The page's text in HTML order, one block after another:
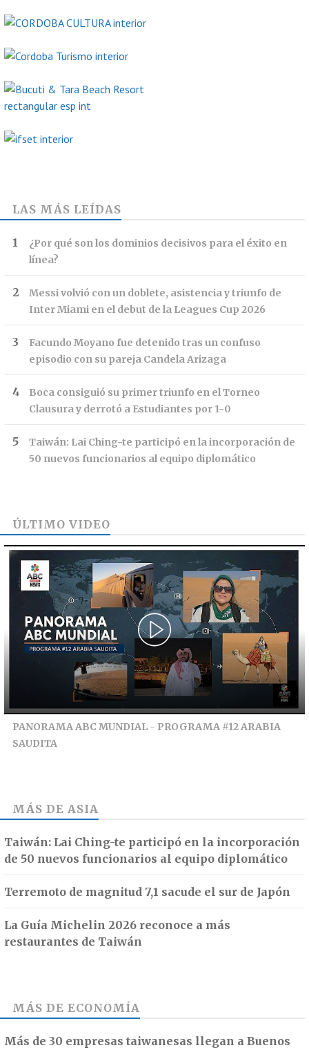
LAS MÁS LEÍDAS
¿Por qué son los dominios decisivos para el éxito en
línea?
Messi volvió con un doblete, asistencia y triunfo de
Inter Miami en el debut de la Leagues Cup 2026
Facundo Moyano fue detenido tras un confuso
episodio con su pareja Candela Arizaga
Boca consiguió su primer triunfo en el Torneo
Clausura y derrotó a Estudiantes por 1-0
Taiwán: Lai Ching-te participó en la incorporación de
50 nuevos funcionarios al equipo diplomático
ÚLTIMO VIDEO
PANORAMA ABC MUNDIAL - PROGRAMA #12 ARABIA
SAUDITA
MÁS DE ASIA
Taiwán: Lai Ching-te participó en la incorporación
de 50 nuevos funcionarios al equipo diplomático
Terremoto de magnitud 7,1 sacude el sur de Japón
La Guía Michelin 2026 reconoce a más
restaurantes de Taiwán
MÁS DE ECONOMÍA
Más de 30 empresas taiwanesas llegan a Buenos